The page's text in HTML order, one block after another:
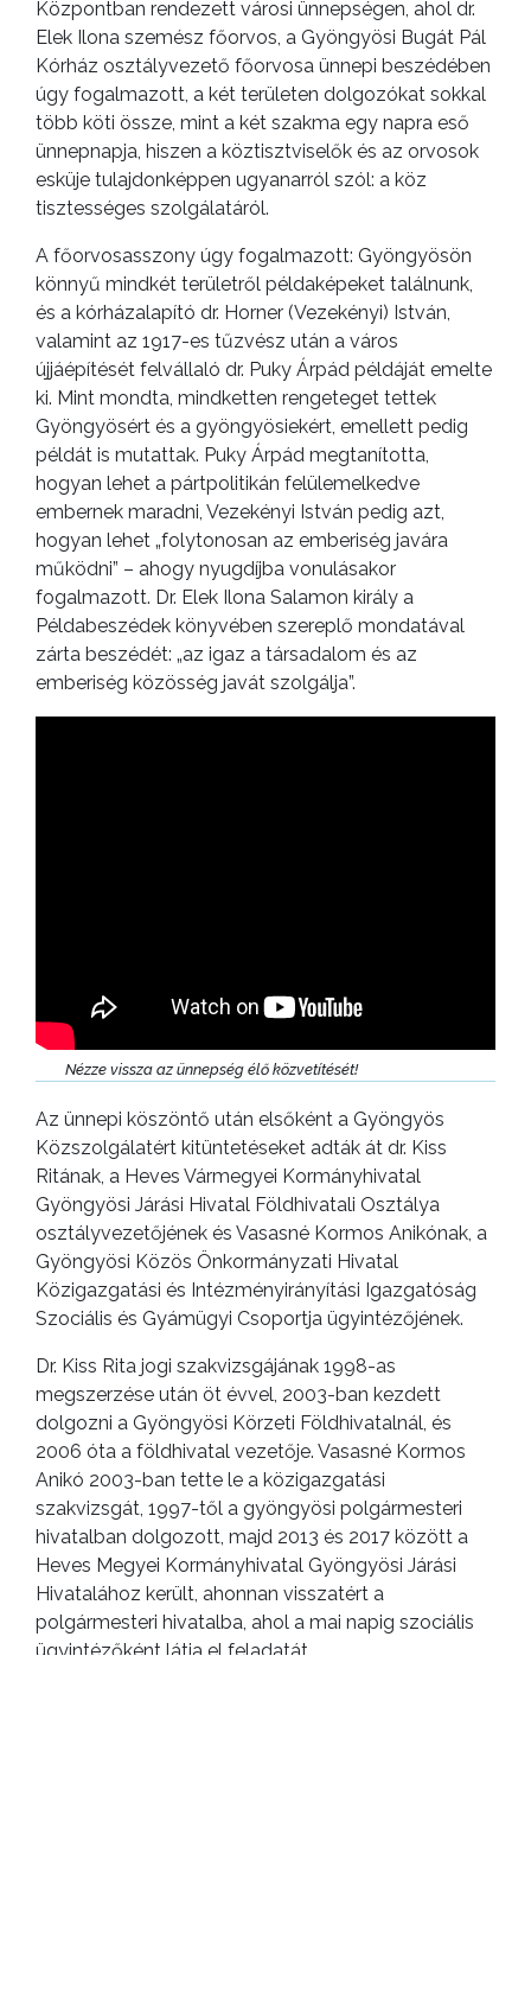
Központban rendezett városi ünnepségen, ahol dr.
Elek Ilona szemész főorvos, a Gyöngyösi Bugát Pál
Kórház osztályvezető főorvosa ünnepi beszédében
úgy fogalmazott, a két területen dolgozókat sokkal
több köti össze, mint a két szakma egy napra eső
ünnepnapja, hiszen a köztisztviselők és az orvosok
esküje tulajdonképpen ugyanarról szól: a köz
tisztességes szolgálatáról.
A főorvosasszony úgy fogalmazott: Gyöngyösön
könnyű mindkét területről példaképeket találnunk,
és a kórházalapító dr. Horner (Vezekényi) István,
valamint az 1917-es tűzvész után a város
újjáépítését felvállaló dr. Puky Árpád példáját emelte
ki. Mint mondta, mindketten rengeteget tettek
Gyöngyösért és a gyöngyösiekért, emellett pedig
példát is mutattak. Puky Árpád megtanította,
hogyan lehet a pártpolitikán felülemelkedve
embernek maradni, Vezekényi István pedig azt,
hogyan lehet „folytonosan az emberiség javára
működni” – ahogy nyugdíjba vonulásakor
fogalmazott. Dr. Elek Ilona Salamon király a
Példabeszédek könyvében szereplő mondatával
zárta beszédét: „az igaz a társadalom és az
emberiség közösség javát szolgálja”.
Nézze vissza az ünnepség élő közvetítését!
Az ünnepi köszöntő után elsőként a Gyöngyös
Közszolgálatért kitüntetéseket adták át dr. Kiss
Ritának, a Heves Vármegyei Kormányhivatal
Gyöngyösi Járási Hivatal Földhivatali Osztálya
osztályvezetőjének és Vasasné Kormos Anikónak, a
Gyöngyösi Közös Önkormányzati Hivatal
Közigazgatási és Intézményirányítási Igazgatóság
Szociális és Gyámügyi Csoportja ügyintézőjének.
Dr. Kiss Rita jogi szakvizsgájának 1998-as
megszerzése után öt évvel, 2003-ban kezdett
dolgozni a Gyöngyösi Körzeti Földhivatalnál, és
2006 óta a földhivatal vezetője. Vasasné Kormos
Anikó 2003-ban tette le a közigazgatási
szakvizsgát, 1997-től a gyöngyösi polgármesteri
hivatalban dolgozott, majd 2013 és 2017 között a
Heves Megyei Kormányhivatal Gyöngyösi Járási
Hivatalához került, ahonnan visszatért a
polgármesteri hivatalba, ahol a mai napig szociális
ügyintézőként látja el feladatát.